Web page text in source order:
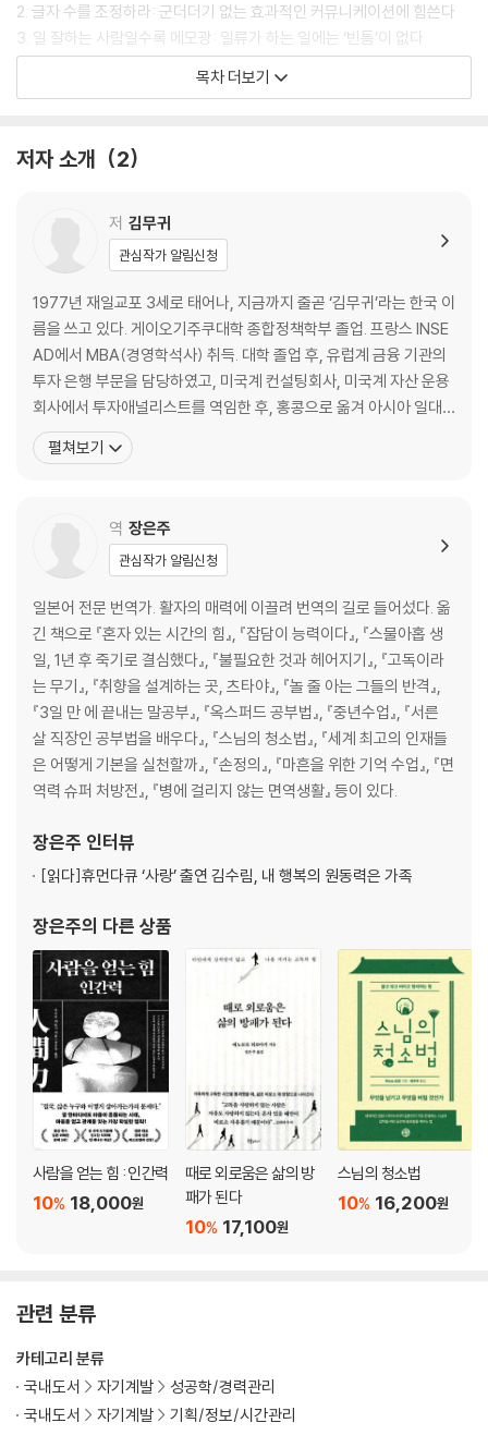
2. 글자 수를 조정하라: 군더더기 없는 효과적인 커뮤니케이션에 힘쓴다
3. 일 잘하는 사람일수록 메모광: 일류가 하는 일에는 ‘빈틈’이 없다
4. 일류의 메모는 피라미드 구조: 논리적 사고 능력은 일의 디테일에 드러
7. 신은 ‘디테일’에 있다: 사소한 실수에도 수치심을 느끼는 책임감이 중요
9. ‘신뢰감을 주는 나만의 음색’을 찾아라: 목소리는 인격을 드러낸다
10. 대화를 잘하려면 잘 듣자: 적극적인 듣기가 신뢰관계를 구축한다
11. ‘프레임 워크, MECE, 로직 트리’ 따위에 얽매이지 말자
: 어떻게든 전하고자 하는 열정이 중요
12. ‘같은 이야기’를 반복할 줄 아는 만담가가 돼라
: 농담까지 계산하는 101번째 프레젠테이션의 완성도
13. 책상, 가방의 정리 상태를 보면 업무의 생산성을 알 수 있다
: 정리 능력은 생산성의 상징
14. 자신만 알 수 있는 ‘이류의 정리’
: 타인과 따뜻한 관계를 만드는 힘이 학벌, IQ보다 우위
일머리 법칙 1 CHECK POINT
일머리 법칙 2. 엄격한 자기 관리
: 사소한 습관이 성과를 좌우한다
16. 닭이 먼저인가, 내가 먼저인가!?: 일찍 일어나는 것은 ‘자기 관리’의 상
17. 자는 동안만큼은 빌 게이츠를 이기자!: 수면은 양보다 질
18. 시간 엄수는 협업을 위한 최소한의 조건: 약속 시간과 마감 일자를 사
수하자
19. 시간 배분에서 결과의 차이가 시작된다
20. 역시 사람은 가꾸기 나름?: TPO룰 고려한 복장의 중요성
21. 제대로 차려입은 파티 의상, 일생일대의 승부처
22. 겉치레나 주위의 평가에 흔들리지 말자: 자신만의 철학이 담긴 쇼핑
23. 납득할 수 없는 돈은 땡전 한 푼 쓰지 않는다
: 깐깐한 경제관념은 두터운 신용을 낳는다
24. 뚱뚱한 일류는 없다: 다이어트는 ‘자제력’의 상징
25. 엘리트는 머리보다 몸에서 차이가 난다
: 건강이야말로 의식, 동기부여, 사고, 행동의 기본
26. ‘스트레스 충당금’을 쌓자: 큰 성공을 거둔 사람은 스트레스 내성도 강
하다
27. 스트레스는 이월하지 않는다: 일상을 지켜주는 ‘미친 취미’를 가져라
28. 경제지 대신 만화를 읽는 엘리트들: 일도 인생도 ‘노는 마음’이 중요
29. 나만의 버전 2.0을 향하여: 아무리 바빠도 공부할 시간을 충분히 확보
한다
30. ‘남의 씨름판’에서도 최소 3등은 하라: 기초와 폭넓은 교양이 중요
일머리 법칙 2 CHECK POINT
일머리 법칙 3. 이기는 마음가짐
: 자신의 일에 주체적으로 몰두하는 사람이 성공한다
32. 위에서 시키는 업무는 당연히 재미없다: 하고 싶은 일을 찾아서 하는
목차 더보기
저자 소개 2
저 김무귀
관심작가 알림신청
1977년 재일교포 3세로 태어나, 지금까지 줄곧 ‘김무귀’라는 한국 이
름을 쓰고 있다. 게이오기주쿠대학 종합정책학부 졸업. 프랑스 INSE
AD에서 MBA(경영학석사) 취득. 대학 졸업 후, 유럽계 금융 기관의
투자 은행 부문을 담당하였고, 미국계 컨설팅회사, 미국계 자산 운용
회사에서 투자애널리스트를 역임한 후, 홍콩으로 옮겨 아시아 일대
의 사모펀드에 종사했다. 프랑스, 싱가포르, 중국에서의 유학을 거쳐,
바이 아웃 펀드도 진행했다. 현재는 싱가포르를 거점으로 전 세계 벤
펼쳐보기
역 장은주
관심작가 알림신청
일본어 전문 번역가. 활자의 매력에 이끌려 번역의 길로 들어섰다. 옮
긴 책으로 『혼자 있는 시간의 힘』, 『잡담이 능력이다』, 『스물아홉 생
일, 1년 후 죽기로 결심했다』, 『불필요한 것과 헤어지기』, 『고독이라
는 무기』, 『취향을 설계하는 곳, 츠타야』, 『놀 줄 아는 그들의 반격』,
『3일 만 에 끝내는 말공부』, 『옥스퍼드 공부법』, 『중년수업』, 『서른
살 직장인 공부법을 배우다』, 『스님의 청소법』, 『세계 최고의 인재들
은 어떻게 기본을 실천할까』, 『손정의』, 『마흔을 위한 기억 수업』, 『면
역력 슈퍼 처방전』, 『병에 걸리지 않는 면역생활』 등이 있다.
장은주 인터뷰
[읽다]휴먼다큐 ‘사랑’ 출연 김수림, 내 행복의 원동력은 가족
장은주의 다른 상품
사람을 얻는 힘 : 인간력
18,000원
10%
때로 외로움은 삶의 방
패가 된다
17,100원
10%
스님의 청소법
16,200원
10%
관련 분류
카테고리 분류
국내도서
자기계발
성공학/경력관리
국내도서
자기계발 기획/정보/시간관리